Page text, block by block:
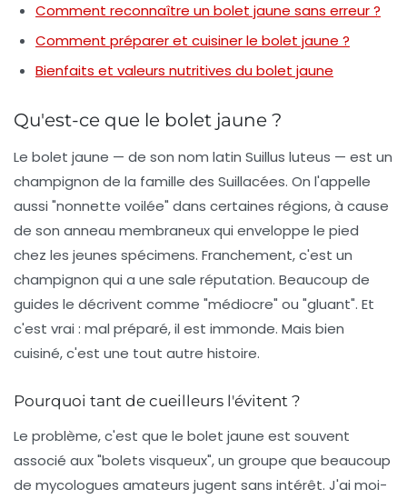
Comment reconnaître un bolet jaune sans erreur ?
Comment préparer et cuisiner le bolet jaune ?
Bienfaits et valeurs nutritives du bolet jaune
Qu'est-ce que le bolet jaune ?
Le bolet jaune — de son nom latin Suillus luteus — est un
champignon de la famille des Suillacées. On l'appelle
aussi "nonnette voilée" dans certaines régions, à cause
de son anneau membraneux qui enveloppe le pied
chez les jeunes spécimens. Franchement, c'est un
champignon qui a une sale réputation. Beaucoup de
guides le décrivent comme "médiocre" ou "gluant". Et
c'est vrai : mal préparé, il est immonde. Mais bien
cuisiné, c'est une tout autre histoire.
Pourquoi tant de cueilleurs l'évitent ?
Le problème, c'est que le bolet jaune est souvent
associé aux "bolets visqueux", un groupe que beaucoup
de mycologues amateurs jugent sans intérêt. J'ai moi-